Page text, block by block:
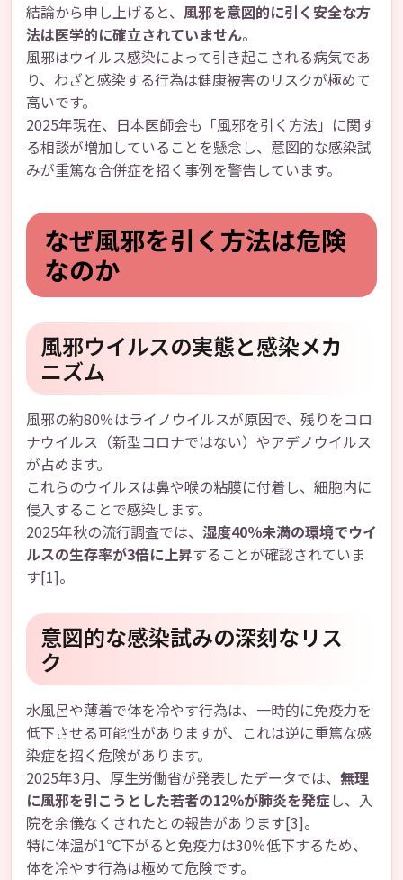
結論から申し上げると、 風邪を意図的に引く安全な方
法は医学的に確立されていません。
風邪はウイルス感染によって引き起こされる病気であ
り、わざと感染する行為は健康被害のリスクが極めて
高いです。
2025年現在、日本医師会も「風邪を引く方法」に関す
る相談が増加していることを懸念し、意図的な感染試
みが重篤な合併症を招く事例を警告しています。
なぜ風邪を引く方法は危険
なのか
風邪ウイルスの実態と感染メカ
ニズム
風邪の約80％はライノウイルスが原因で、残りをコロ
ナウイルス（新型コロナではない）やアデノウイルス
が占めます。
これらのウイルスは鼻や喉の粘膜に付着し、細胞内に
侵入することで感染します。
2025年秋の流行調査では、 湿度40％未満の環境でウイ
ルスの生存率が3倍に上昇することが確認されていま
す[1]。
意図的な感染試みの深刻なリス
ク
水風呂や薄着で体を冷やす行為は、一時的に免疫力を
低下させる可能性がありますが、これは逆に重篤な感
染症を招く危険があります。
2025年3月、厚生労働省が発表したデータでは、 無理
に風邪を引こうとした若者の12％が肺炎を発症し、入
院を余儀なくされたとの報告があります[3]。
特に体温が1℃下がると免疫力は30％低下するため、
体を冷やす行為は極めて危険です。